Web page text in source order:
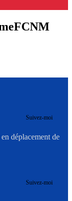
Suivez-moi
déplacement de
Suivez-moi